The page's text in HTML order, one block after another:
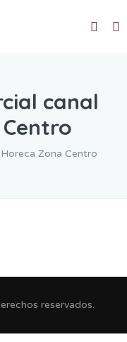
canal
Zona Centro
reservados.